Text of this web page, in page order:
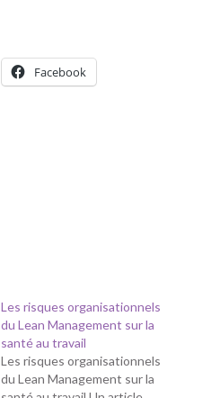
Facebook
Les risques organisationnels
du Lean Management sur la
santé au travail
Les risques organisationnels
du Lean Management sur la